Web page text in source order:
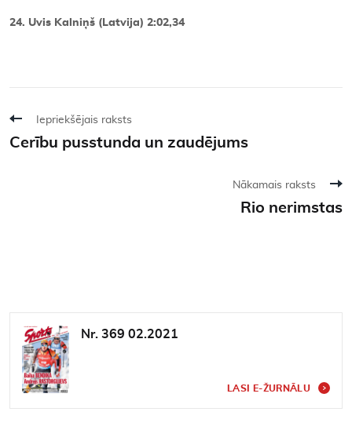
24. Uvis Kalniņš (Latvija) 2:02,34
Iepriekšējais raksts
Cerību pusstunda un zaudējums
Nākamais raksts
Rio nerimstas
Nr. 369 02.2021
LASI E-ŽURNĀLU